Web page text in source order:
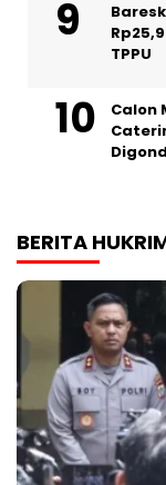
TPPU
Calon
BERITA